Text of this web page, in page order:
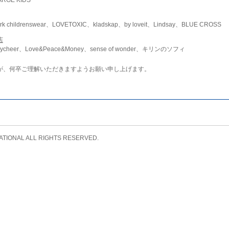
childrenswear、LOVETOXIC、kladskap、by loveit、Lindsay、BLUE CROSS
、Love&Peace&Money、sense of wonder、キリンのソフィ
何卒ご理解いただきますようお願い申し上げます。